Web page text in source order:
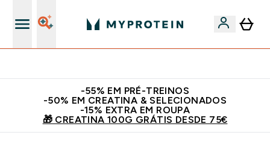
​-55% EM PRÉ-TREINOS
-50% EM CREATINA & SELECIONADOS
-15% EXTRA EM ROUPA
🎁 CREATINA 100G GRÁTIS DESDE 75€